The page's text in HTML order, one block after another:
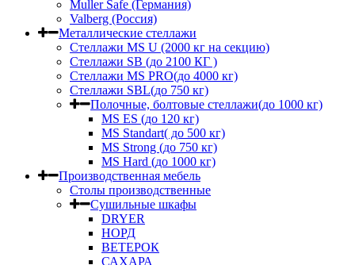
Muller Safe (Германия)
Valberg (Россия)
Металлические стеллажи
Стеллажи MS U (2000 кг на секцию)
Стеллажи SB (до 2100 КГ )
Стеллажи MS PRO(до 4000 кг)
Стеллажи SBL(до 750 кг)
Полочные, болтовые стеллажи(до 1000 кг)
MS ES (до 120 кг)
MS Standart( до 500 кг)
MS Strong (до 750 кг)
MS Hard (до 1000 кг)
Производственная мебель
Столы производственные
Сушильные шкафы
DRYER
НОРД
ВЕТЕРОК
САХАРА